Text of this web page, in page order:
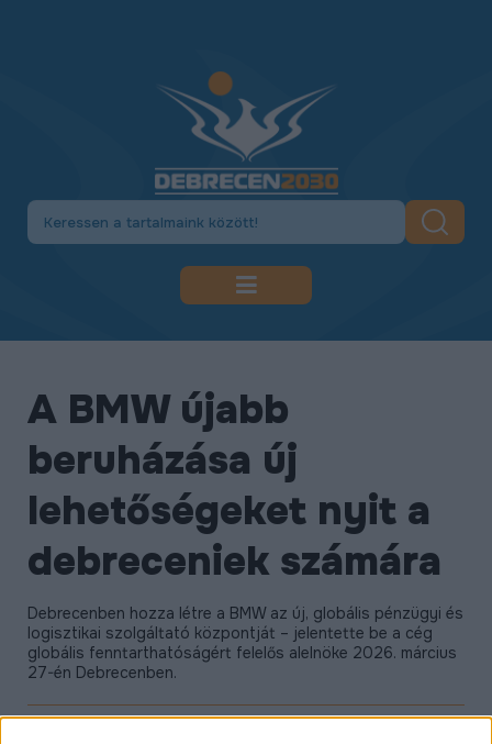
KÖZLEKEDÉSFEJLESZTÉS
KULTÚRA
ÉLETMINŐSÉG
OKTATÁS
ÖSSZES PROJEKT
A BMW újabb
beruházása új
lehetőségeket nyit a
debreceniek számára
Debrecenben hozza létre a BMW az új, globális pénzügyi és
logisztikai szolgáltató központját – jelentette be a cég
globális fenntarthatóságért felelős alelnöke 2026. március
27-én Debrecenben.